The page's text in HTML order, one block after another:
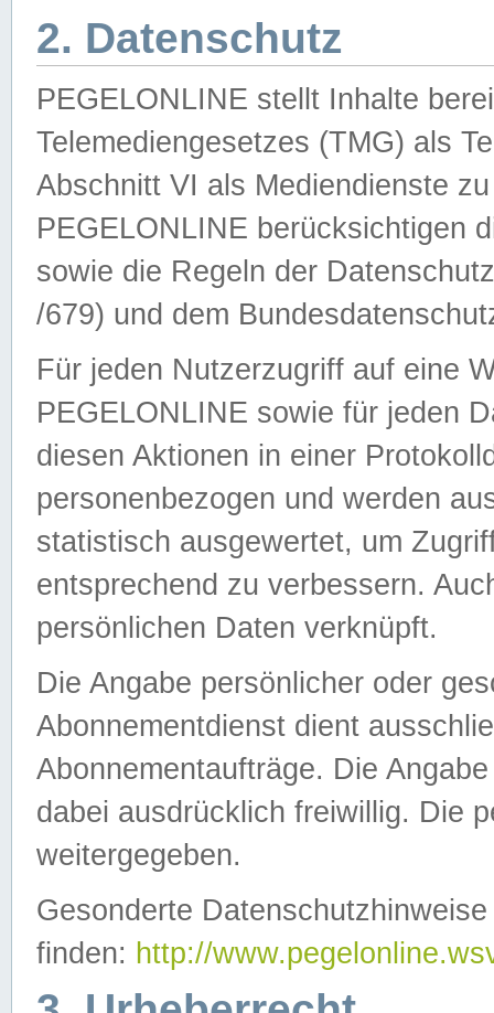
2. Datenschutz
PEGELONLINE stellt Inhalte
Telemediengesetzes (TMG) als
Abschnitt VI als Mediendienste
PEGELONLINE berücksichtigen
sowie die Regeln der
/679) und dem
Für jeden Nutzerzugriff auf eine
PEGELONLINE sowie für jeden
diesen Aktionen in einer
personenbezogen und werden
statistisch ausgewertet, um
entsprechend zu verbessern.
persönlichen Daten verknüpft.
Die Angabe persönlicher oder
Abonnementdienst dient
Abonnementaufträge. Die
dabei ausdrücklich freiwillig. Die
weitergegeben.
Gesonderte
finden: http://